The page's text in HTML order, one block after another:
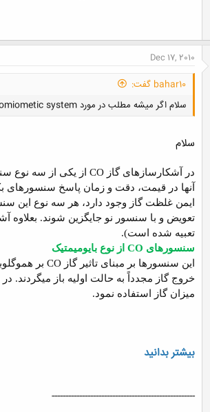
Dec 17, 2010
bahar10 گفت:
سلام اگر میشه مطلب در مورد biomiometic system برام پیدا کنید.اگر مطلب به فارسی باشه بهتره .تشکر
سلام
در آشکارسازهای گاز CO از یکی از سه نوع
آنها در قیمت، دقت و زمان پاسخ سنسورهای
ایمن غلظت گاز وجود دارد، هر سه نوع این
تعویض و با سنسور نو جایگزین شوند. بعلاوه
تعبیه شده است).
سنسورهای CO از نوع بایومیمتیک
این سنسورها بر مبنای تاثیر گاز CO بر
خروج گاز مجدداً به حالت اولیه باز
میزان گاز استفاده نمود.
بیشتر بدانید
----------------------------------------------------